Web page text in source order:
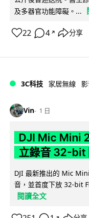
及多器官功能障礙。...
22 4 ↗ 分享
3C科技 家居無線
Vin 1 日
DJI Mic Mini
立錄音 32-bit
DJI 最新推出的 Mic
音，並首度下放 32-bit
閱讀全文